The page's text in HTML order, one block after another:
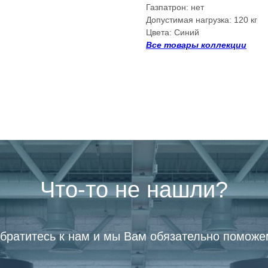
Газпатрон: нет
Допустимая нагрузка: 120 кг
Цвета: Синий
Все товары коллекции
Что-то не нашли?
к нам и мы Вам обязательно